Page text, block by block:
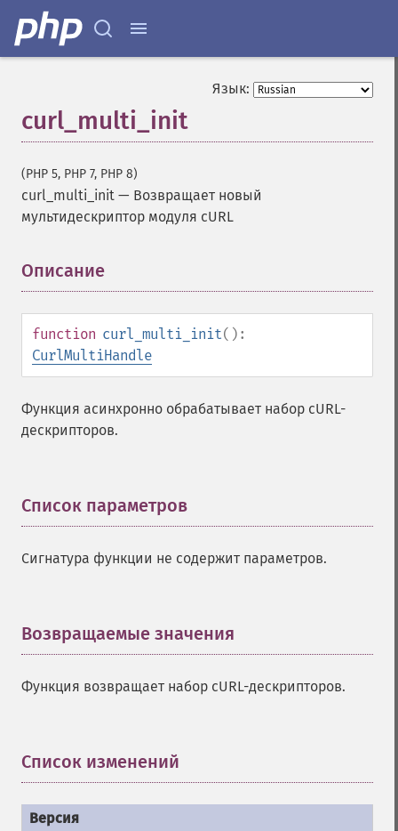
Язык:
curl_multi_init
(PHP 5, PHP 7, PHP 8)
curl_multi_init — Возвращает новый
мультидескриптор модуля cURL
Описание
function curl_multi_init():
CurlMultiHandle
Функция асинхронно обрабатывает набор cURL-
дескрипторов.
Список параметров
Сигнатура функции не содержит параметров.
Возвращаемые значения
Функция возвращает набор cURL-дескрипторов.
Список изменений